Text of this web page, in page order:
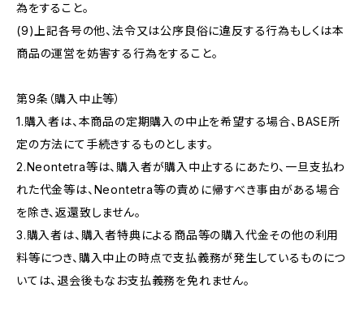
為をすること。
(9)上記各号の他、法令又は公序良俗に違反する行為もしくは本
商品の運営を妨害する行為をすること。
第9条（購入中止等）
1.購入者は、本商品の定期購入の中止を希望する場合、BASE所
定の方法にて手続きするものとします。
2.Neontetra等は、購入者が購入中止するにあたり、一旦支払わ
れた代金等は、Neontetra等の責めに帰すべき事由がある場合
を除き、返還致しません。
3.購入者は、購入者特典による商品等の購入代金その他の利用
料等につき、購入中止の時点で支払義務が発生しているものにつ
いては、退会後もなお支払義務を免れません。